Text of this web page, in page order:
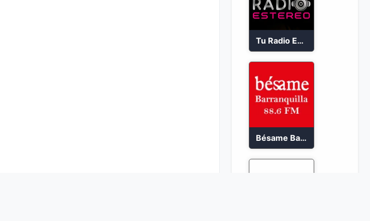
Tu Radio Estéreo 24/7
Bésame Barranquilla en vivo 88.6 FM